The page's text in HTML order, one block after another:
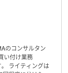
のコンサルタン
い付け業務
ライティングは